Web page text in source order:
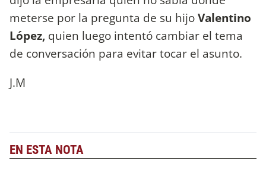
meterse por la pregunta de su hijoValentino
López, quien luego intentó cambiar el tema
de conversación para evitar tocar el asunto.
J.M
EN ESTA NOTA